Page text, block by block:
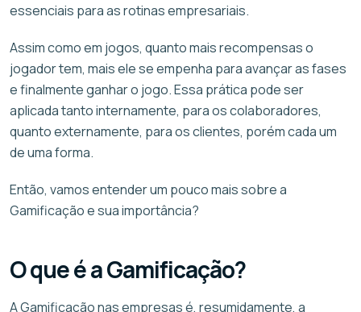
essenciais para as rotinas empresariais.
Assim como em jogos, quanto mais recompensas o
jogador tem, mais ele se empenha para avançar as fases
e finalmente ganhar o jogo. Essa prática pode ser
aplicada tanto internamente, para os colaboradores,
quanto externamente, para os clientes, porém cada um
de uma forma.
Então, vamos entender um pouco mais sobre a
Gamificação e sua importância?
O que é a Gamificação?
A Gamificação nas empresas é, resumidamente, a